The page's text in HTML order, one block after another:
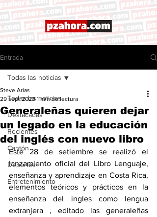
Entrada
Todas las noticias
Destacadas
Recientes
Cantón
Deportes
Entretenimiento
Todas las noticias
Generaleñas quieren dejar
un legado en la educación
del inglés con nuevo libro
Steve Arias
29 sept 2023 1 min de lectura
Este 28 de setiembre se realizó el
lanzamiento oficial del Libro Lenguaje,
enseñanza y aprendizaje en Costa Rica,
elementos teóricos y prácticos en la
enseñanza del ingles como lengua
extranjera , editado las generaleñas